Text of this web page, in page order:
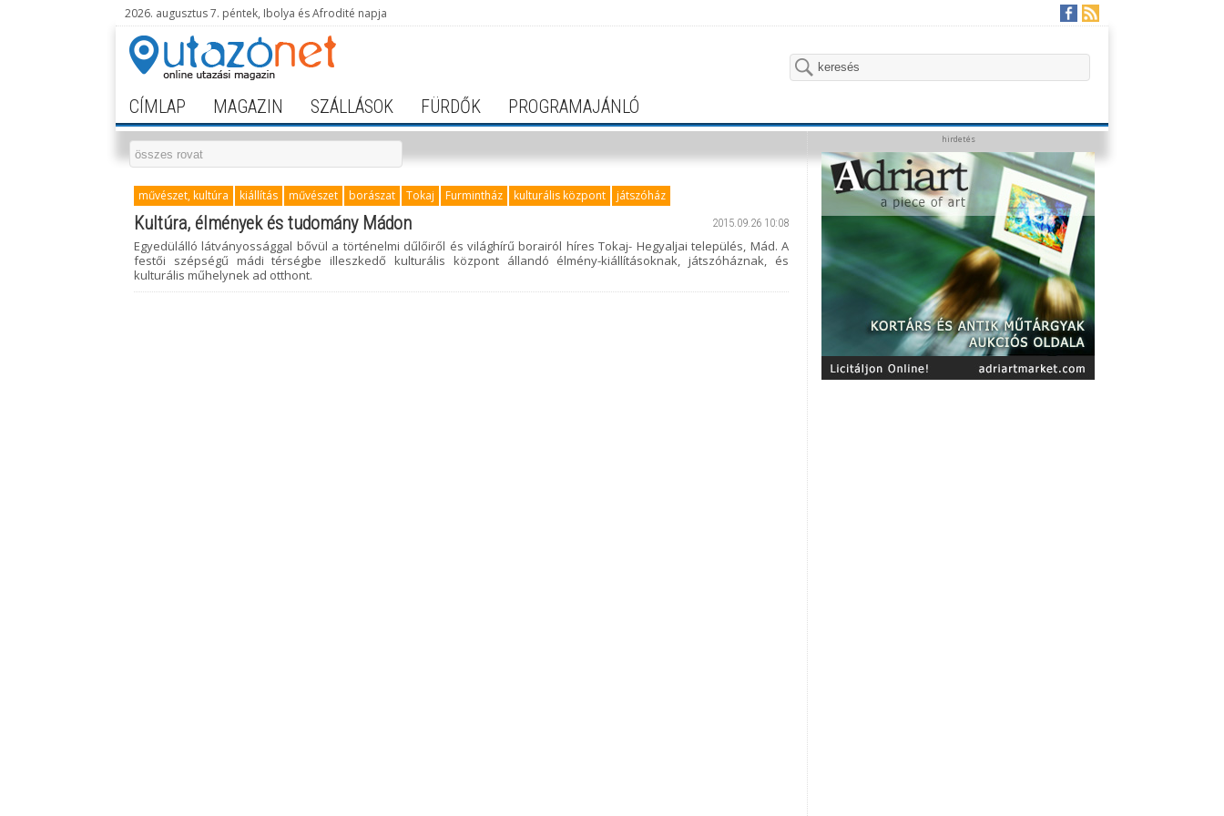
2026. augusztus 7. péntek, Ibolya és Afrodité napja
CÍMLAP MAGAZIN SZÁLLÁSOK FÜRDŐK PROGRAMAJÁNLÓ
művészet, kultúra kiállítás művészet borászat Tokaj Furmintház kulturális központ játszóház
2015.09.26 10:08
Kultúra, élmények és tudomány Mádon
Egyedülálló látványossággal bővül a történelmi dűlőiről és világhírű borairól híres Tokaj- Hegyaljai település, Mád. A
festői szépségű mádi térségbe illeszkedő kulturális központ állandó élmény-kiállításoknak, játszóháznak, és
kulturális műhelynek ad otthont.
hirdetés